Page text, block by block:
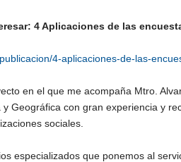
4 Aplicaciones de las
4-aplicaciones-de-las-
en el que me acompaña Mtro.
Geográfica con gran experiencia y
sociales.
especializados que ponemos al